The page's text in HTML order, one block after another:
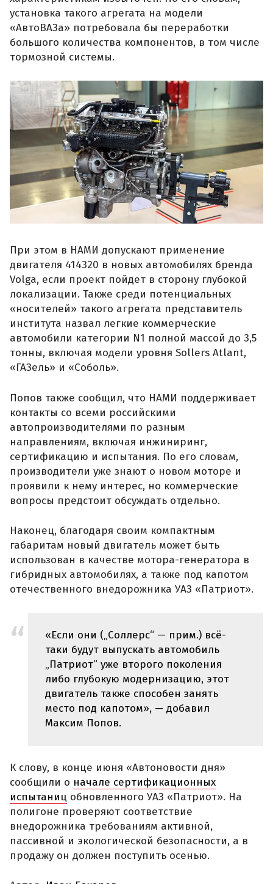
установка такого агрегата на модели
«АвтоВАЗа» потребовала бы переработки
большого количества компонентов, в том числе
тормозной системы.
При этом в НАМИ допускают применение
двигателя 414320 в новых автомобилях бренда
Volga, если проект пойдет в сторону глубокой
локализации. Также среди потенциальных
«носителей» такого агрегата представитель
института назвал легкие коммерческие
автомобили категории N1 полной массой до 3,5
тонны, включая модели уровня Sollers Atlant,
«ГАЗель» и «Соболь».
Попов также сообщил, что НАМИ поддерживает
контакты со всеми российскими
автопроизводителями по разным
направлениям, включая инжиниринг,
сертификацию и испытания. По его словам,
производители уже знают о новом моторе и
проявили к нему интерес, но коммерческие
вопросы предстоит обсуждать отдельно.
Наконец, благодаря своим компактным
габаритам новый двигатель может быть
использован в качестве мотора-генератора в
гибридных автомобилях, а также под капотом
отечественного внедорожника УАЗ «Патриот».
«Если они („Соллерс“ — прим.) всё-
таки будут выпускать автомобиль
„Патриот“ уже второго поколения
либо глубокую модернизацию, этот
двигатель также способен занять
место под капотом», — добавил
Максим Попов.
К слову, в конце июня «Автоновости дня»
сообщили о начале сертификационных
испытаниц обновленного УАЗ «Патриот». На
полигоне проверяют соответствие
внедорожника требованиям активной,
пассивной и экологической безопасности, а в
продажу он должен поступить осенью.